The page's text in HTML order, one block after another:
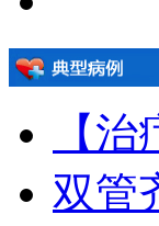
【
双管